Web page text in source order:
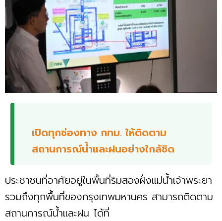
เปิดทุกช่องทาง กทม. ให้ติดตาม
สถานการณ์น้ำและฝนอย่างใกล้ชิด
ประชาชนที่อาศัยอยู่ในพื้นที่ริมสองฝั่งแม่น้ำเจ้าพระยา
รวมถึงทุกพื้นที่ของกรุงเทพมหานคร สามารถติดตาม
สถานการณ์น้ำและฝน ได้ที่